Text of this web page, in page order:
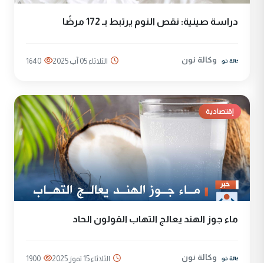
دراسة صينية: نقص النوم يرتبط بـ 172 مرضًا
وكالة نون الثلاثاء 05 آب 2025 1640
إقتصادية
ماء جوز الهند يعالج التهاب القولون الحاد
وكالة نون الثلاثاء 15 تموز 2025 1900